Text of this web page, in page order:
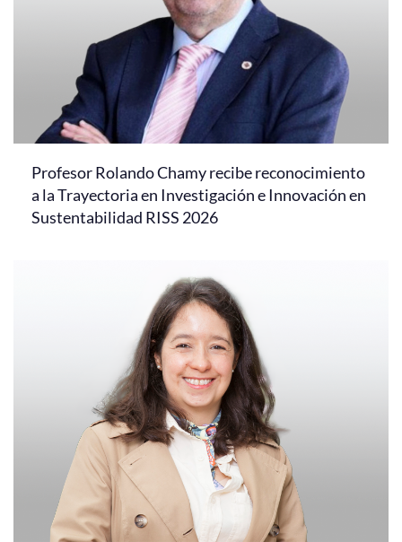
Profesor Rolando Chamy recibe reconocimiento
a la Trayectoria en Investigación e Innovación en
Sustentabilidad RISS 2026